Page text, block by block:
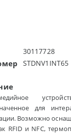
30117728
STDNV1INT65
для
Возможно
RFID и NFC,